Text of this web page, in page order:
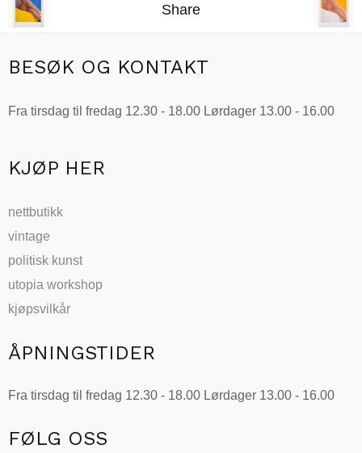
Share
BESØK OG KONTAKT
Fra tirsdag til fredag 12.30 - 18.00 Lørdager 13.00 - 16.00
KJØP HER
nettbutikk
vintage
politisk kunst
utopia workshop
kjøpsvilkår
ÅPNINGSTIDER
Fra tirsdag til fredag 12.30 - 18.00 Lørdager 13.00 - 16.00
FØLG OSS